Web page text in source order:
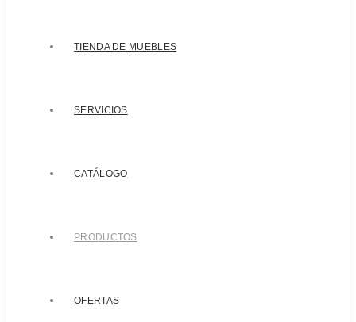
TIENDA DE MUEBLES
SERVICIOS
CATÁLOGO
PRODUCTOS
OFERTAS